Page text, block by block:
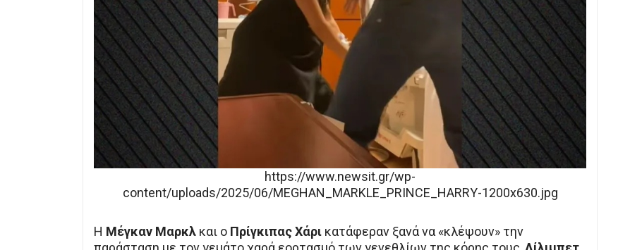
https://www.newsit.gr/wp-
content/uploads/2025/06/MEGHAN_MARKLE_PRINCE_HARRY-1200x630.jpg
Η Μέγκαν Μαρκλ και ο Πρίγκιπας Χάρι κατάφεραν ξανά να «κλέψουν» την